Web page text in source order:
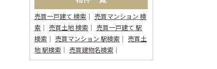
売買一戸建て 検索
売買マンション 検
索
売買土地 検索
売買一戸建て 駅
検索
売買マンション 駅検索
売買土
地 駅検索
売買建物名検索